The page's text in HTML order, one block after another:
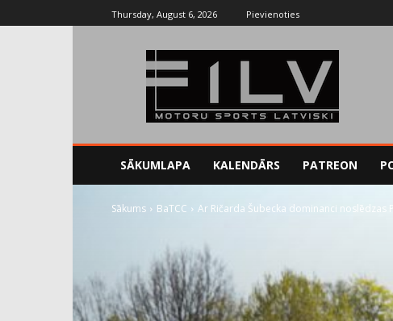
Thursday, August 6, 2026 Pievienoties
SĀKUMLAPA KALENDĀRS PATREON
Sākums BaTCC Ar Ričarda Šubecka dominanci noslēdzas